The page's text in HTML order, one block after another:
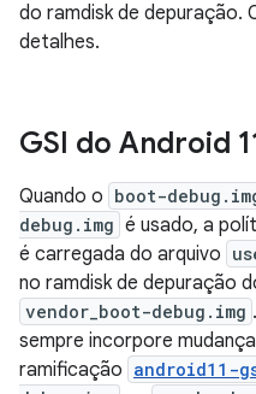
do ramdisk de depuração.
detalhes.
GSI do Android
Quando o boot-
debug.img é usado, a
é carregada do arquivo
no ramdisk de depuração
vendor_boot-debug.img
sempre incorpore
ramificação android11-